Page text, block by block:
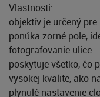
Vlastnosti:
objektív je určený
ponúka zorné pole,
fotografovanie ulice
poskytuje všetko, čo
vysokej kvalite, ako
plynulé nastavenie